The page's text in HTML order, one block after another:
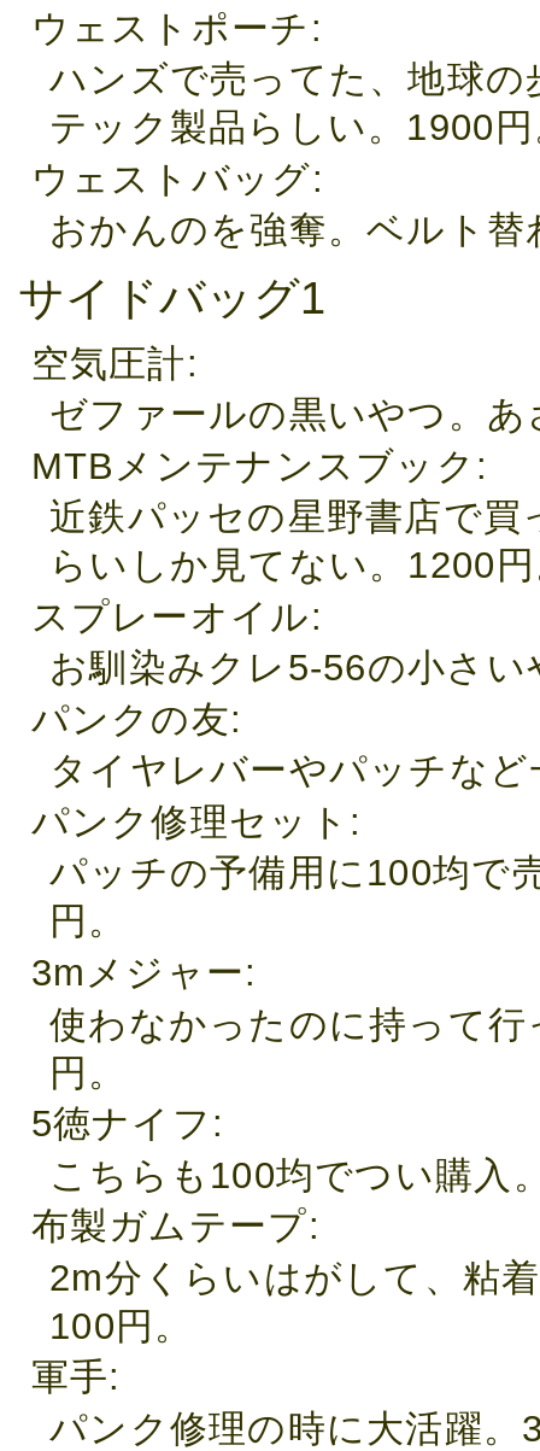
ウェストポーチ
ハンズで売ってた、地球
テック製品らしい。1900
ウェストバッグ
おかんのを強奪。ベルト
サイドバッグ1
空気圧計
ゼファールの黒いやつ。
MTBメンテナンスブック
近鉄パッセの星野書店で
らいしか見てない。1200
スプレーオイル
お馴染みクレ5-56の小さ
パンクの友
タイヤレバーやパッチな
パンク修理セット
パッチの予備用に100均で
円。
3mメジャー
使わなかったのに持って
円。
5徳ナイフ
こちらも100均でつい購入
布製ガムテープ
2m分くらいはがして、粘
100円。
軍手
パンク修理の時に大活躍。